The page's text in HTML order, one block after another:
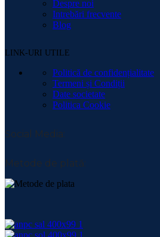
Despre noi
Intrebări frecvente
Blog
LINK-URI UTILE
Politică de confidențialitate
Termeni și Condiții
Date societate
Politica Cookie
Social Media:
Metode de plată: